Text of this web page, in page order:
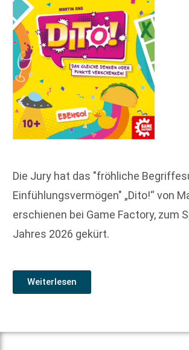
Die Jury hat das "fröhliche
Einfühlungsvermögen" „Dito!“ von
erschienen bei Game Factory, zum
Jahres 2026 gekürt.
Weiterlesen